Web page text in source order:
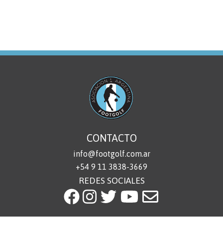
CONTACTO
info@footgolf.com.ar
+54 9 11 3838-3669
REDES SOCIALES